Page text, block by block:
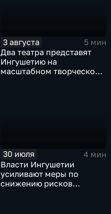
3 августа
5 мин
Два театра представят
Ингушетию на
масштабном творческом
30 июля
4 мин
Власти Ингушетии
усиливают меры по
снижению рисков